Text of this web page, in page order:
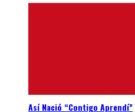
Así Nació “Contigo Aprendí”